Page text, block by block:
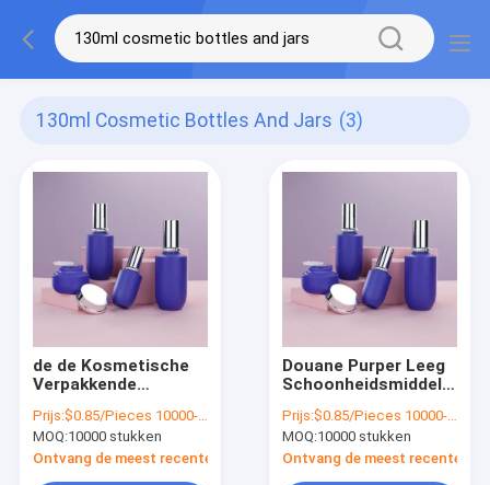
130ml Cosmetic Bottles And Jars (3)
de de Kosmetische
Verpakkende
Flessen en Kruiken
van 40ml 100ml
130ml voor Skincares
Prijs:$0.85/Pieces 10000-29999 Pieces
MOQ:10000 stukken
Ontvang de meest recente Prijs
Douane Purper Leeg
Schoonheidsmiddel
Kosmetische
Flessen verpakken
Prijs:$0.85/Pieces 10000-29999 Pieces
MOQ:10000 stukken
Ontvang de meest recente